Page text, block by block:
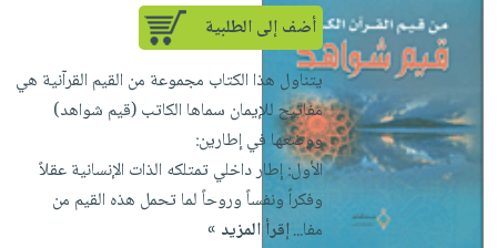
أضف إلى الطلبية
يتناول هذا الكتاب مجموعة من القيم القرآنية هي
مفاتيح للإيمان سماها الكاتب (قيم شواهد)
ووضعها في إطارين:
الأول: إطار داخلي تمتلكه الذات الإنسانية عقلاً
وفكراً ونفساً وروحاً لما تحمل هذه القيم من
مفا...إقرأ المزيد »